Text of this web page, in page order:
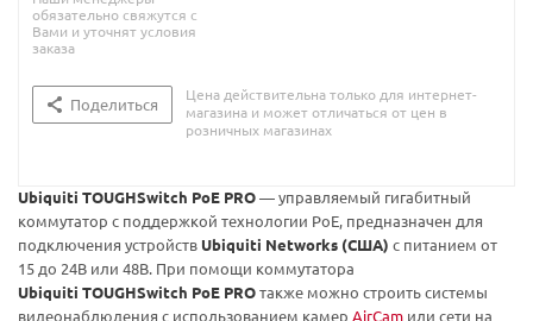
обязательно свяжутся с
Вами и уточнят условия
заказа
Поделиться
Цена действительна только для интернет-
магазина и может отличаться от цен в
розничных магазинах
Ubiquiti TOUGHSwitch PoE PRO— управляемый гигабитный
коммутатор с поддержкой технологии PoE, предназначен для
подключения устройств Ubiquiti Networks (США) с питанием от
15 до 24В или 48В. При помощи коммутатора
Ubiquiti TOUGHSwitch PoE PROтакже можно строить системы
видеонаблюдения с использованием камер AirCam или сети на